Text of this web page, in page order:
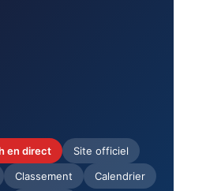
en direct
Site officiel
Classement
Calendrier